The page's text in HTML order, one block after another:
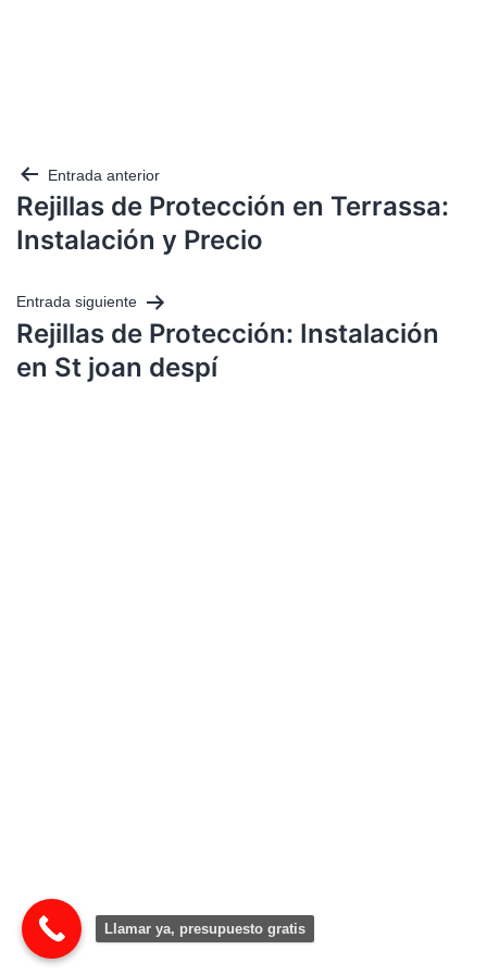
Entrada anterior
Rejillas de Protección en Terrassa:
Instalación y Precio
Entrada siguiente
Rejillas de Protección: Instalación
en St joan despí
Llamar ya, presupuesto gratis